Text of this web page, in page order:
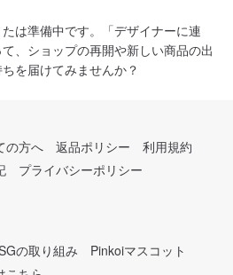
は準備中です。「デザイナーに連
、ショップの再開や新しい商品の出
を届けてみませんか？
の方へ 返品ポリシー
利用規約
プライバシーポリシー
の取り組み
Pinkoiマスコット